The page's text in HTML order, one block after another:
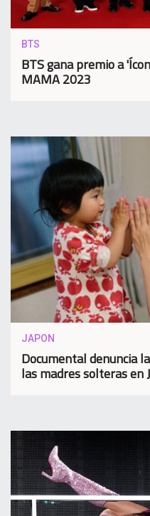
BTS
BTS gana premio a
MAMA 2023
JAPON
Documental denuncia
las madres solteras en